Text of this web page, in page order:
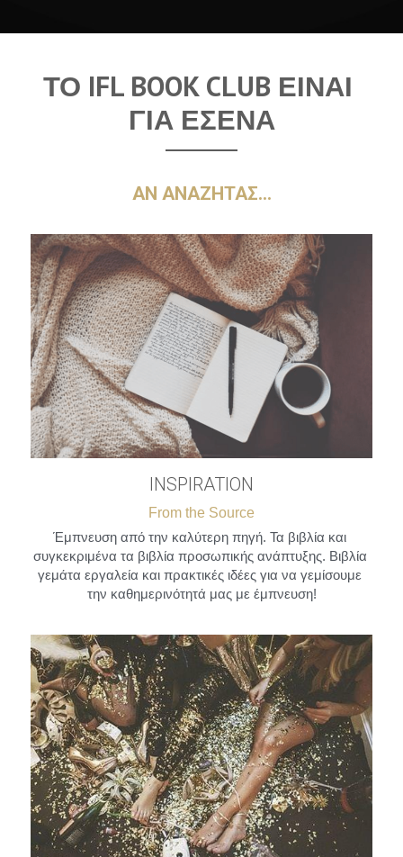
ΤΟ IFL BOOK CLUB ΕΙΝΑΙ
ΓΙΑ ΕΣΕΝΑ
ΑΝ ΑΝΑΖΗΤΑΣ...
INSPIRATION
From the Source
Έμπνευση από την καλύτερη πηγή. Τα βιβλία και
συγκεκριμένα τα βιβλία προσωπικής ανάπτυξης. Βιβλία
γεμάτα εργαλεία και πρακτικές ιδέες για να γεμίσουμε
την καθημερινότητά μας με έμπνευση!